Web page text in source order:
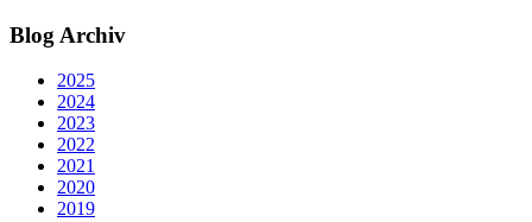
Blog Archiv
2025
2024
2023
2022
2021
2020
2019